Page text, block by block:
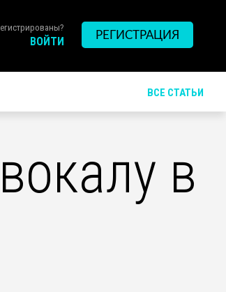
ВОЙТИ РЕГИСТРАЦИЯ
ВСЕ СТАТЬИ
в